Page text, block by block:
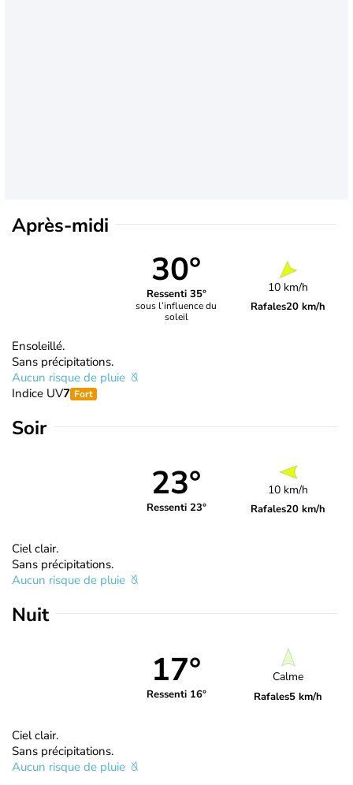
Après-midi
30°
Ressenti 35°
sous l’influence du
soleil
10 km/h
Rafales20 km/h
Ensoleillé.
Sans précipitations.
Aucun risque de pluie
Indice UV7 Fort
Soir
23°
Ressenti 23°
10 km/h
Rafales20 km/h
Ciel clair.
Sans précipitations.
Aucun risque de pluie
Nuit
17°
Ressenti 16°
Calme
Rafales5 km/h
Ciel clair.
Sans précipitations.
Aucun risque de pluie